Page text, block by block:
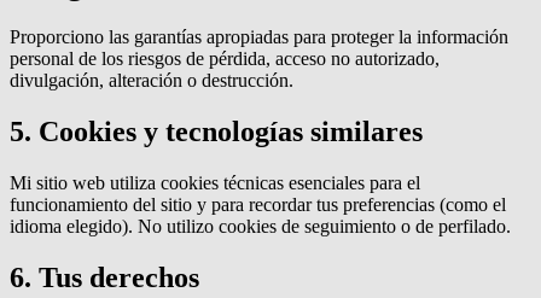
Proporciono las garantías apropiadas para proteger la información
personal de los riesgos de pérdida, acceso no autorizado,
divulgación, alteración o destrucción.
5. Cookies y tecnologías similares
Mi sitio web utiliza cookies técnicas esenciales para el
funcionamiento del sitio y para recordar tus preferencias (como el
idioma elegido). No utilizo cookies de seguimiento o de perfilado.
6. Tus derechos